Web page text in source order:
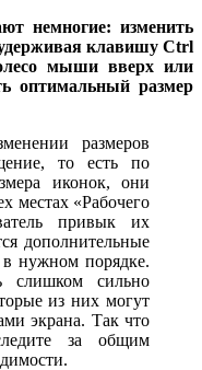
немногие: изменить
клавишу Ctrl
мыши вверх или
оптимальный размер
размеров
то есть по
иконок, они
местах «Рабочего
привык их
дополнительные
в нужном порядке.
слишком сильно
из них могут
экрана. Так что
за общим